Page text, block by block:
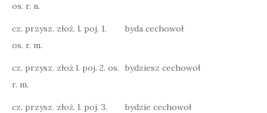
os. r. n.
cz. przysz. złoż. l. poj. 1.
os. r. m.
byda cechowoł
cz. przysz. złoż l. poj. 2. os.
r. m.
bydziesz cechowoł
cz. przysz. złoż. l. poj. 3.
bydzie cechowoł